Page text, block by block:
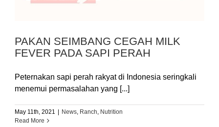
PAKAN SEIMBANG CEGAH MILK
FEVER PADA SAPI PERAH
Peternakan sapi perah rakyat di Indonesia seringkali
menemui permasalahan yang [...]
May 11th, 2021 News, Ranch, Nutrition
Read More